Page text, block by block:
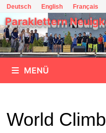
Zum
Inhalt
springen
Deutsch English Français
Paraklettern
MENÜ
World